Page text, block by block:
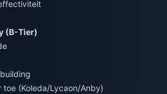
(B-Tier)
toe (Koleda/Lycaon/Anby)